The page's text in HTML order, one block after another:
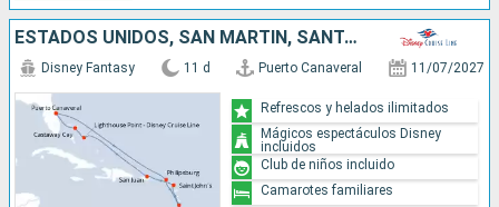
ESTADOS UNIDOS, SAN MARTÍN, SANTA LUCIA, ANTIGUA Y BARBUDA, PUERTO RICO, BAHAMAS
Disney Fantasy 11 d Puerto Canaveral 11/07/2027
Refrescos y helados ilimitados
Mágicos espectáculos Disney
incluidos
Club de niños incluido
Camarotes familiares